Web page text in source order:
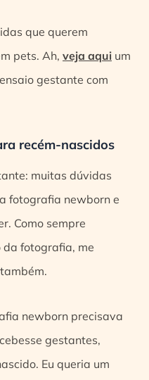
que querem
pets. Ah, veja aqui um
gestante com
recém-nascidos
muitas dúvidas
fotografia newborn e
Como sempre
fotografia, me
newborn precisava
gestantes,
Eu queria um